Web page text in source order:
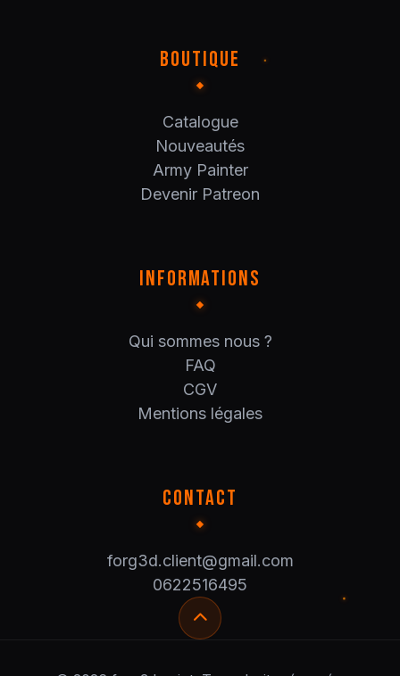
BOUTIQUE
Catalogue
Nouveautés
Army Painter
Devenir Patreon
INFORMATIONS
Qui sommes nous ?
FAQ
CGV
Mentions légales
CONTACT
forg3d.client@gmail.com
0622516495